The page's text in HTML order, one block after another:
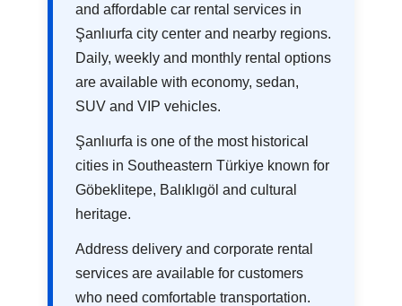
and affordable car rental services in
Şanlıurfa city center and nearby regions.
Daily, weekly and monthly rental options
are available with economy, sedan,
SUV and VIP vehicles.
Şanlıurfa is one of the most historical
cities in Southeastern Türkiye known for
Göbeklitepe, Balıklıgöl and cultural
heritage.
Address delivery and corporate rental
services are available for customers
who need comfortable transportation.